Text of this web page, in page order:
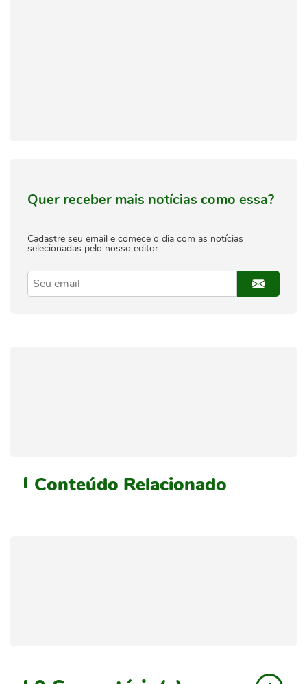
Quer receber mais notícias como essa?
Cadastre seu email e comece o dia com as notícias
selecionadas pelo nosso editor
Conteúdo Relacionado